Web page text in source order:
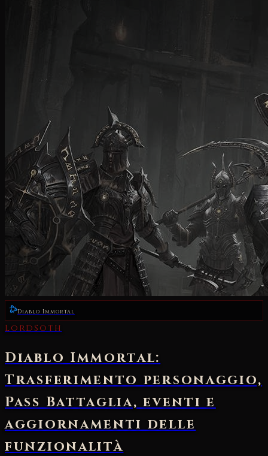
Diablo Immortal
LordSoth
Diablo Immortal:
Trasferimento personaggio,
Pass Battaglia, eventi e
aggiornamenti delle
funzionalità